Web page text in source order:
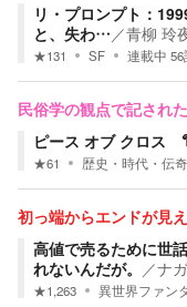
リ・プロンプト：
と、失わ…／青柳 玲
★131 SF 連載中 56
民俗学の観点で記され
ピース オブ クロス
★61 歴史・時代・伝奇
初っ端からエンドが見
高値で売るために世
れないんだが。 ／ナ
★1,263 異世界ファン